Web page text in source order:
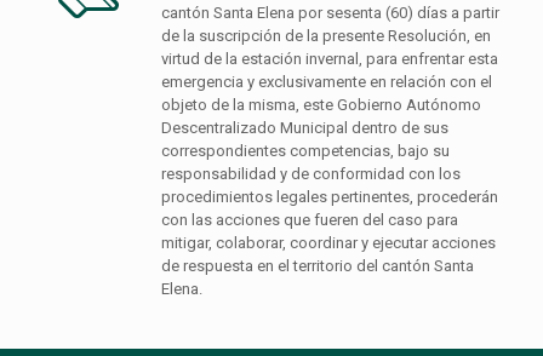
cantón Santa Elena por sesenta (60) días a partir
de la suscripción de la presente Resolución, en
virtud de la estación invernal, para enfrentar esta
emergencia y exclusivamente en relación con el
objeto de la misma, este Gobierno Autónomo
Descentralizado Municipal dentro de sus
correspondientes competencias, bajo su
responsabilidad y de conformidad con los
procedimientos legales pertinentes, procederán
con las acciones que fueren del caso para
mitigar, colaborar, coordinar y ejecutar acciones
de respuesta en el territorio del cantón Santa
Elena.